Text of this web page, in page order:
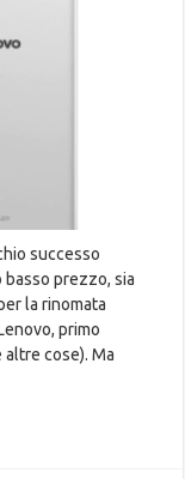
successo
basso prezzo, sia
la rinomata
primo
cose). Ma